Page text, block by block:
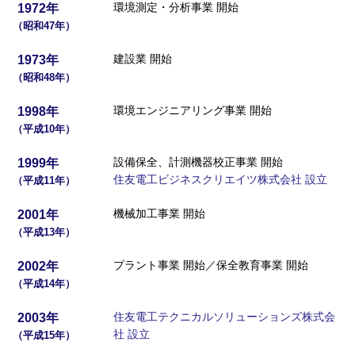
1972年
（昭和47年）
環境測定・分析事業 開始
1973年
（昭和48年）
建設業 開始
1998年
（平成10年）
環境エンジニアリング事業 開始
1999年
（平成11年）
設備保全、計測機器校正事業 開始
住友電工ビジネスクリエイツ株式会社 設立
2001年
（平成13年）
機械加工事業 開始
2002年
（平成14年）
プラント事業 開始／保全教育事業 開始
2003年
（平成15年）
住友電工テクニカルソリューションズ株式会
社 設立